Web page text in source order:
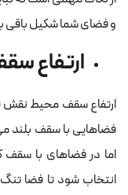
و فضای شما شکیل باقی
ارتفاع
ارتفاع سقف محیط نقش
فضاهایی با سقف بلند
اما در فضاهای با سقف
انتخاب شود تا فضا